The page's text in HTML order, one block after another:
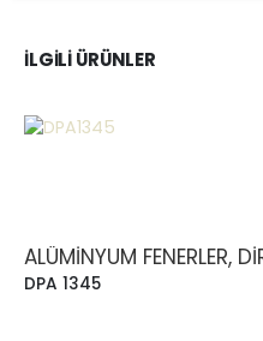
İLGILI ÜRÜNLER
ALÜMINYUM FENERLER,
DPA 1345